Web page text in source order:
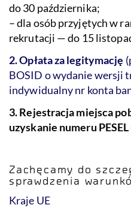
do 30 października;
– dla osób przyjętych w
rekrutacji — do 15
2. Opłata za legitymację
BOSID o wydanie wersji
indywidualny nr konta
3. Rejestracja miejsca
uzyskanie numeru PESEL
Zachęcamy do
sprawdzenia
Kraje UE